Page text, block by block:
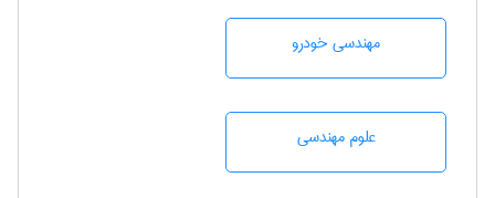
مهندسی خودرو
علوم مهندسی